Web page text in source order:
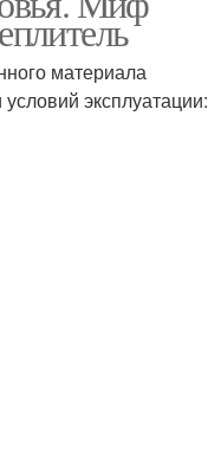
материала
эксплуатации: